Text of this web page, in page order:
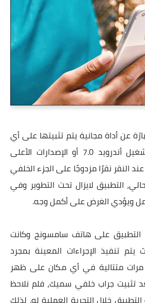
عن أداة مجانية يتم تثبيتها على أي
أندرويد 7.0
أو الإصدارات الأعلى
النقر نقرًا مزدوجًا على الجزء الخلفي
التطبيق لايزال تحت التطوير وفي
ويؤدي الغرض على أكمل وجه.
التطبيق على هاتف سامسونج وكانت
يتم تنفيذ الإجراءات المعينة بمجرد
مرات متتالية في أي مكان على ظهر
تثبيت جراب خلفي سميك، فلم نلاحظ